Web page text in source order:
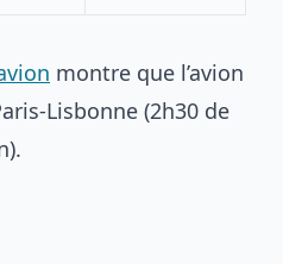
montre que l’avion
Lisbonne (2h30 de